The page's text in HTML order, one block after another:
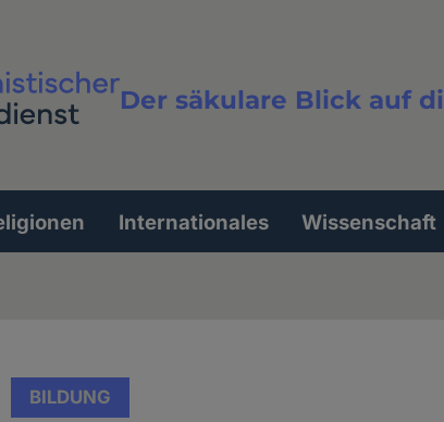
Der säkulare Blick auf
Volltextsuche
Internationales Wissenschaft
BILDUNG